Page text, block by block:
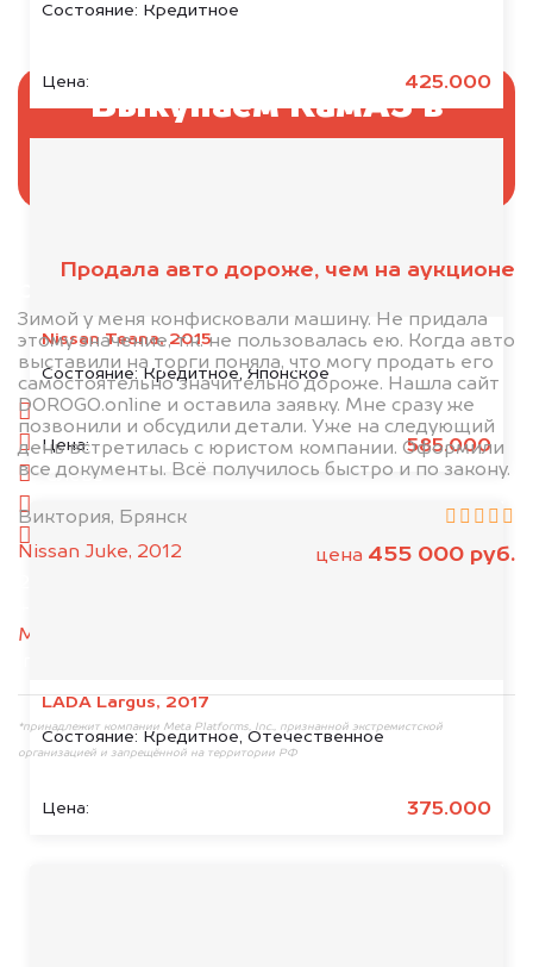
Состояние: Кредитное
Цена: 425.000
Nissan Teana, 2015
Состояние:Кредитное, Японское
Цена: 585.000
LADA Largus, 2017
Состояние: Кредитное, Отечественное
Цена: 375.000
Продала авто дороже, чем на аукционе
Зимой у меня конфисковали машину. Не придала
этому значение, т.к. не пользовалась ею. Когда авто
выставили на торги поняла, что могу продать его
самостоятельно значительно дороже. Нашла сайт
DOROGO.online и оставила заявку. Мне сразу же
позвонили и обсудили детали. Уже на следующий
день встретилась с юристом компании. Оформили
все документы. Всё получилось быстро и по закону.
Виктория, Брянск
Nissan Juke, 2012
цена 455 000 руб.
Выкупаем КамАЗ в
минуту эксперт-оценщик назовёт сумму.
1. Сфотографируйте машину:
спереди
сзади
слева
MAX
*принадлежит компании Meta Platforms, Inc., признанной экстремистской
организацией и запрещённой на территории РФ